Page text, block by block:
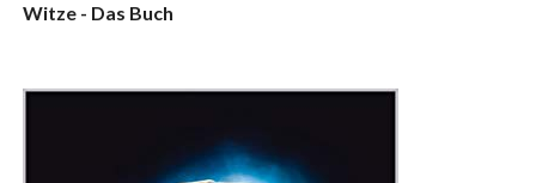
Witze - Das Buch